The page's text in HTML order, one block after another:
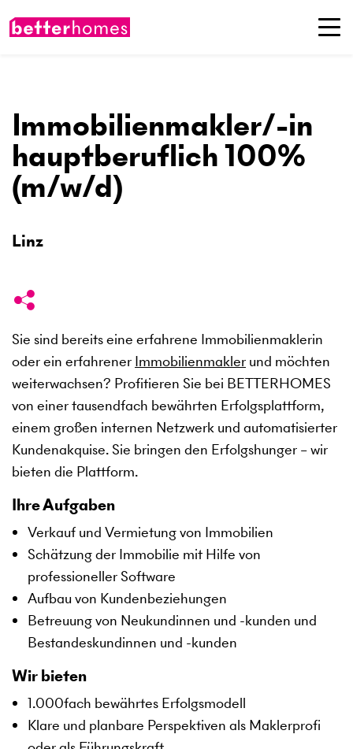
Immobilienmakler/-in
hauptberuflich 100%
(m/w/d)
Linz
Sie sind bereits eine erfahrene Immobilienmaklerin
oder ein erfahrener Immobilienmakler und möchten
weiterwachsen? Profitieren Sie bei BETTERHOMES
von einer tausendfach bewährten Erfolgsplattform,
einem großen internen Netzwerk und automatisierter
Kundenakquise. Sie bringen den Erfolgshunger – wir
bieten die Plattform.
Ihre Aufgaben
Verkauf und Vermietung von Immobilien
Schätzung der Immobilie mit Hilfe von
professioneller Software
Aufbau von Kundenbeziehungen
Betreuung von Neukundinnen und -kunden und
Bestandeskundinnen und -kunden
Wir bieten
1.000fach bewährtes Erfolgsmodell
Klare und planbare Perspektiven als Maklerprofi